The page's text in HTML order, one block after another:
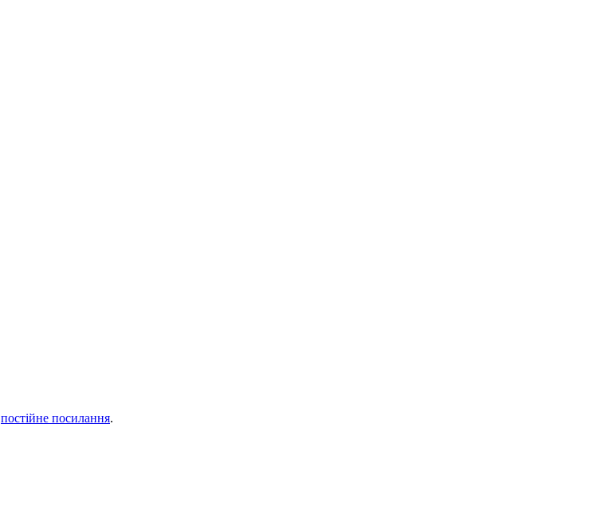
постійне посилання.